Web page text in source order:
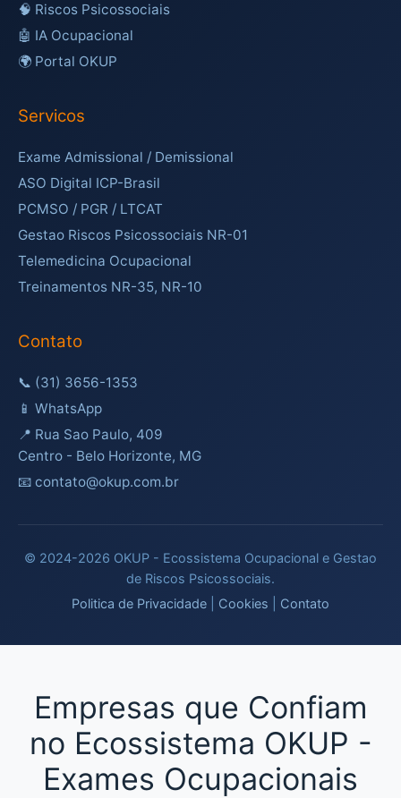
🧠 Riscos Psicossociais
🤖 IA Ocupacional
🌍 Portal OKUP
Servicos
Exame Admissional / Demissional
ASO Digital ICP-Brasil
PCMSO / PGR / LTCAT
Gestao Riscos Psicossociais NR-01
Telemedicina Ocupacional
Treinamentos NR-35, NR-10
Contato
📞 (31) 3656-1353
📱 WhatsApp
📍 Rua Sao Paulo, 409
Centro - Belo Horizonte, MG
📧 contato@okup.com.br
© 2024-2026 OKUP - Ecossistema Ocupacional e Gestao
de Riscos Psicossociais.
Politica de Privacidade
Cookies Contato
Empresas que Confiam
no Ecossistema OKUP -
Exames Ocupacionais